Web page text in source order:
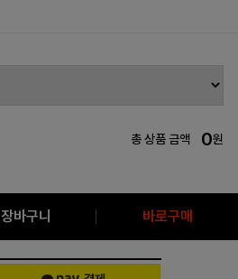
총 상품 금액 0원
장바구니 바로구매